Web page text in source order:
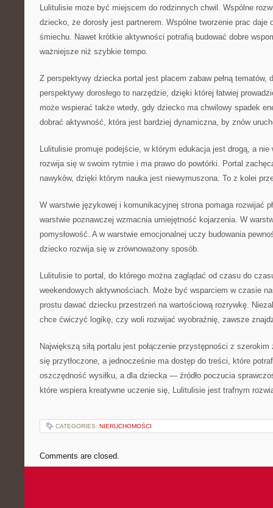
Lulitulisie może być miejscem do rodzinnych chwil. Wspólne
dziecko, że dorosły jest partnerem. Wspólne tworzenie prac daje
śmiechu. Nawet krótkie aktywności potrafią budować dobre
ważniejsze niż szybkie tempo.
Z perspektywy dziecka portal jest placem zabaw pełną tematów,
perspektywy dorosłego to narzędzie, dzięki której łatwiej
może wspierać także wtedy, gdy dziecko ma chwilowy spadek
dobrać aktywność, która jest bardziej dynamiczna, by znów
Lulitulisie promuje podejście, w którym edukacja jest drogą, a
rozwija się w swoim rytmie i ma prawo do powtórki. Portal
nawyków, dzięki którym nauka jest niewymuszona. To z kolei
W warstwie językowej i komunikacyjnej strona pomaga rozwijać
warstwie poznawczej wzmacnia umiejętność kojarzenia. W
pomysłowość. A w warstwie emocjonalnej uczy budowania
dziecko rozwija się w zrównoważony sposób.
Lulitulisie to portal, do którego można zaglądać od czasu do
weekendowych aktywnościach. Może być wsparciem w czasie
prostu dawać dziecku przestrzeń na wartościową rozrywkę.
chce ćwiczyć logikę, czy woli rozwijać wyobraźnię, zawsze
Największą siłą portalu jest połączenie przystępności z
się przytłoczone, a jednocześnie ma dostęp do treści, które
oszczędność wysiłku, a dla dziecka — źródło poczucia
które wspiera kreatywne uczenie się, Lulitulisie jest trafnym
CATEGORIES: NIERUCHOMOŚCI
Comments are closed.